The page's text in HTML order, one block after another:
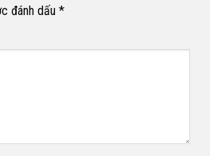
đánh dấu *